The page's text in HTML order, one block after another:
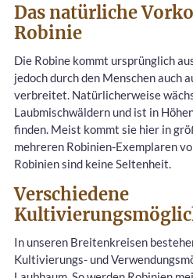
Das natürliche
Robinie
Die Robine kommt ursprünglich
jedoch durch den Menschen auch
verbreitet. Natürlicherweise
Laubmischwäldern und ist in
finden. Meist kommt sie hier in
mehreren Robinien-Exemplaren
Robinien sind keine Seltenheit.
Verschiedene
In unseren Breitenkreisen
Kultivierungs- und